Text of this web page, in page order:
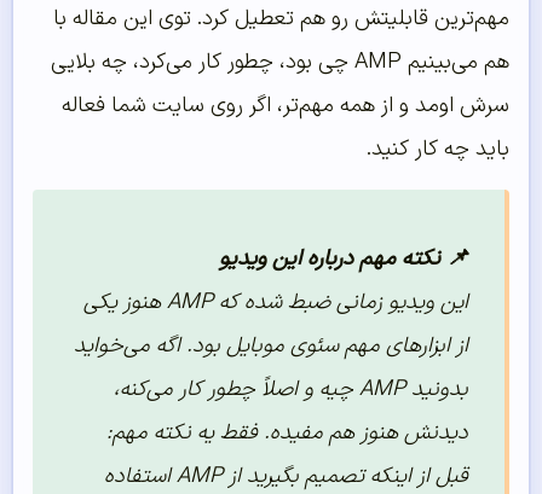
مهم‌ترین قابلیتش رو هم تعطیل کرد. توی این مقاله با
هم می‌بینیم AMP چی بود، چطور کار می‌کرد، چه بلایی
سرش اومد و از همه مهم‌تر، اگر روی سایت شما فعاله
باید چه کار کنید.
📌 نکته مهم درباره این ویدیو
این ویدیو زمانی ضبط شده که AMP هنوز یکی
از ابزارهای مهم سئوی موبایل بود. اگه می‌خواید
بدونید AMP چیه و اصلاً چطور کار می‌کنه،
دیدنش هنوز هم مفیده. فقط یه نکته مهم:
قبل از اینکه تصمیم بگیرید از AMP استفاده